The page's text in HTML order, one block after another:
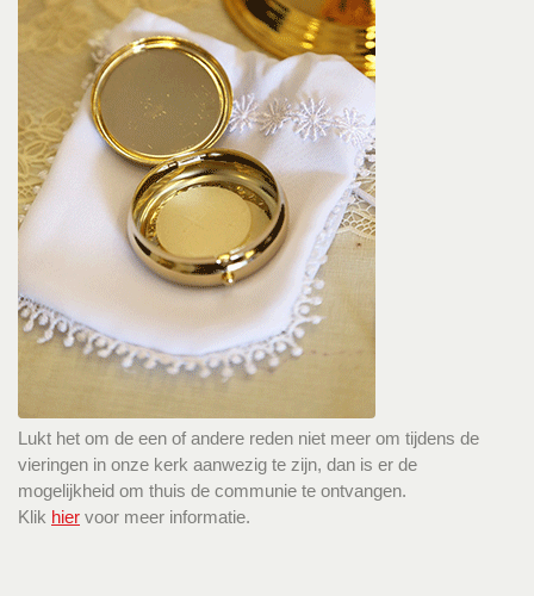
Lukt het om de een of andere reden niet meer om tijdens de
vieringen in onze kerk aanwezig te zijn, dan is er de
mogelijkheid om thuis de communie te ontvangen.
Klik hier voor meer informatie.